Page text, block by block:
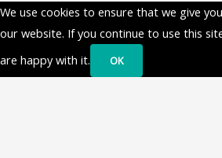
We use cookies to ensure that we give
our website. If you continue to use this
are happy with it.
OK